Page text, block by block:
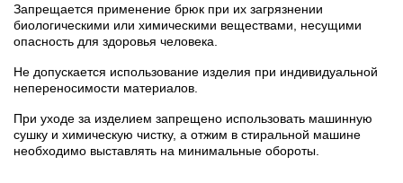
Запрещается применение брюк при их загрязнении
биологическими или химическими веществами, несущими
опасность для здоровья человека.
Не допускается использование изделия при индивидуальной
непереносимости материалов.
При уходе за изделием запрещено использовать машинную
сушку и химическую чистку, а отжим в стиральной машине
необходимо выставлять на минимальные обороты.